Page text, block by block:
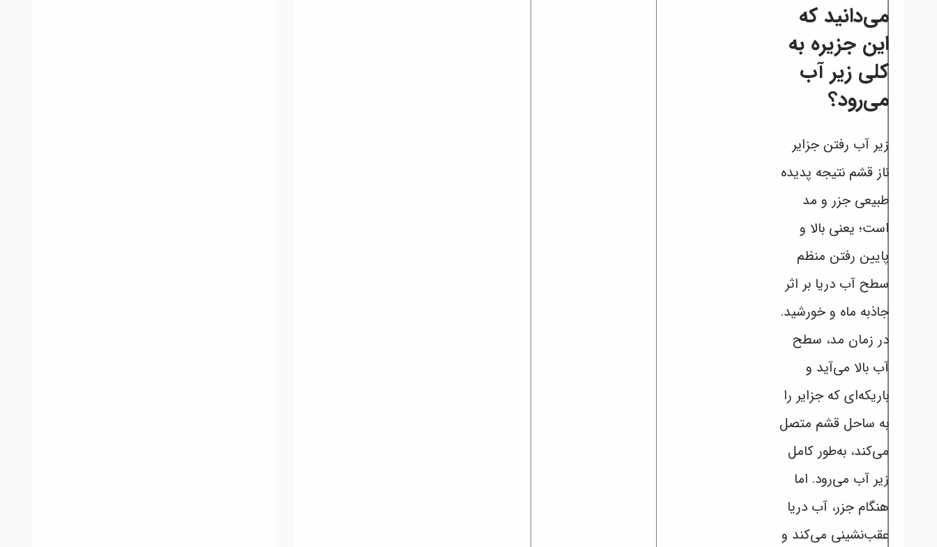
می‌دانید که
این جزیره به
کلی زیر آب
می‌رود؟
زیر آب رفتن جزایر
ناز قشم نتیجه پدیده
طبیعی جزر و مد
است؛ یعنی بالا و
پایین رفتن منظم
سطح آب دریا بر اثر
جاذبه ماه و خورشید.
در زمان مد، سطح
آب بالا می‌آید و
باریکه‌ای که جزایر را
به ساحل قشم متصل
می‌کند، به‌طور کامل
زیر آب می‌رود. اما
هنگام جزر، آب دریا
عقب‌نشینی می‌کند و